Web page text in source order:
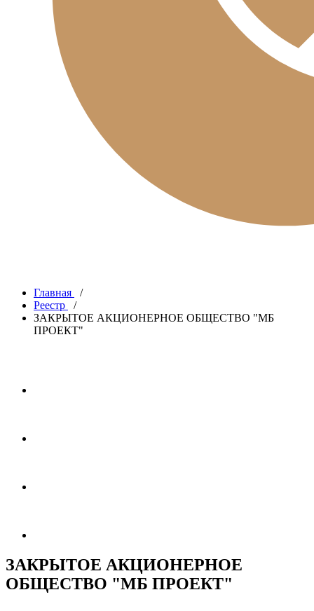
Главная
/
Реестр
/
ЗАКРЫТОЕ АКЦИОНЕРНОЕ ОБЩЕСТВО "МБ
ПРОЕКТ"
ЗАКРЫТОЕ АКЦИОНЕРНОЕ
ОБЩЕСТВО "МБ ПРОЕКТ"